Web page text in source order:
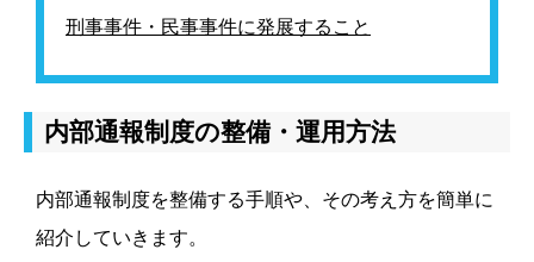
刑事事件・民事事件に発展すること
内部通報制度の整備・運用方法
内部通報制度を整備する手順や、その考え方を簡単に
紹介していきます。